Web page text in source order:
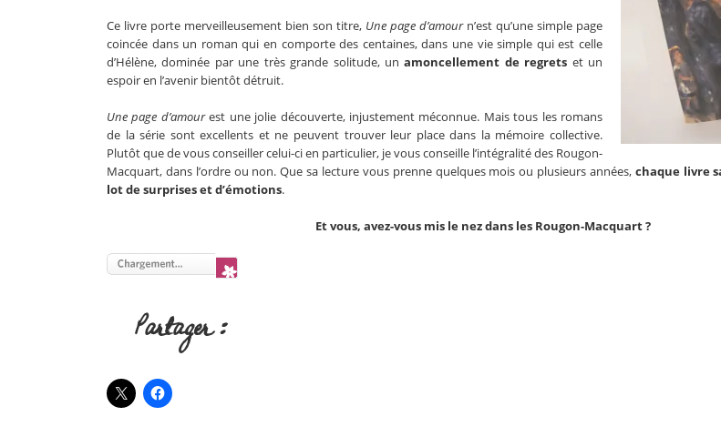
Ce livre porte merveilleusement bien son titre, Une page d’amourn’est qu’une simple page
coincée dans un roman qui en comporte des centaines, dans une vie simple qui est celle
d’Hélène, dominée par une très grande solitude, unamoncellement de regrets et un
espoir en l’avenir bientôt détruit.
Une page d’amourest une jolie découverte, injustement méconnue. Mais tous les romans
de la série sont excellents et ne peuvent trouver leur place dans la mémoire collective.
Plutôt que de vous conseiller celui-ci en particulier, je vous conseille l’intégralité des Rougon-
Macquart, dans l’ordre ou non. Que sa lecture vous prenne quelques mois ou plusieurs années, chaque livre
lot de surprises et d’émotions.
Et vous, avez-vous mis le nez dans les Rougon-Macquart ?
Partager :